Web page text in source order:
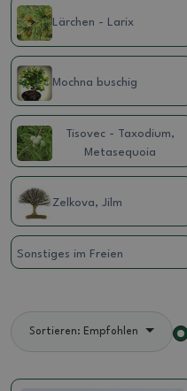
Lärchen - Larix
Mochna buschig
Tisovec - Taxodium,
Metasequoia
Zelkova, Jilm
Sonstiges im Freien
Sortieren: Empfohlen